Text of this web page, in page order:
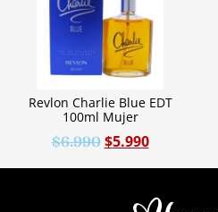
Revlon Charlie Blue EDT
100ml Mujer
$6.990 $5.990